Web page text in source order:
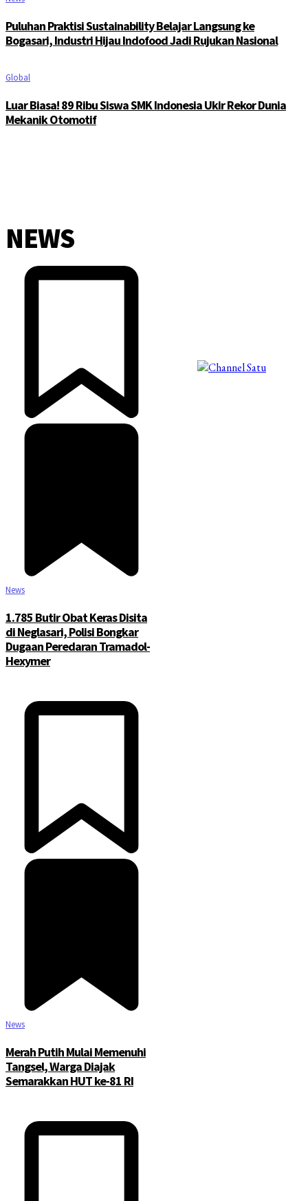
Puluhan Praktisi Sustainability Belajar Langsung ke
Bogasari, Industri Hijau Indofood Jadi Rujukan Nasional
Global
Luar Biasa! 89 Ribu Siswa SMK Indonesia Ukir Rekor Dunia
Mekanik Otomotif
NEWS
News
1.785 Butir Obat Keras Disita
di Neglasari, Polisi Bongkar
Dugaan Peredaran Tramadol-
Hexymer
News
Merah Putih Mulai Memenuhi
Tangsel, Warga Diajak
Semarakkan HUT ke-81 RI